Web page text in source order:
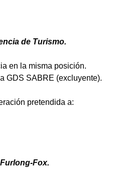
de Turismo.
en la misma posición.
GDS SABRE (excluyente).
pretendida a:
Furlong-Fox.